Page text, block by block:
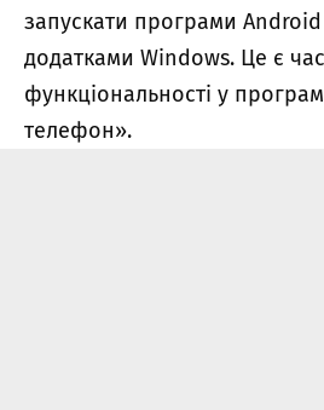
запускати програми Android
додатками Windows. Це є
функціональності у
телефон».